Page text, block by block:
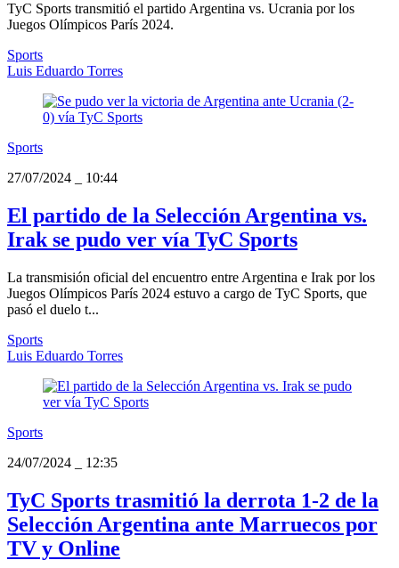
TyC Sports transmitió el partido Argentina vs. Ucrania por los
Juegos Olímpicos París 2024.
Sports
Luis Eduardo Torres
Sports
27/07/2024
10:44
El partido de la Selección Argentina vs.
Irak se pudo ver vía TyC Sports
La transmisión oficial del encuentro entre Argentina e Irak por los
Juegos Olímpicos París 2024 estuvo a cargo de TyC Sports, que
pasó el duelo t...
Sports
Luis Eduardo Torres
Sports
24/07/2024
12:35
TyC Sports trasmitió la derrota 1-2 de la
Selección Argentina ante Marruecos por
TV y Online